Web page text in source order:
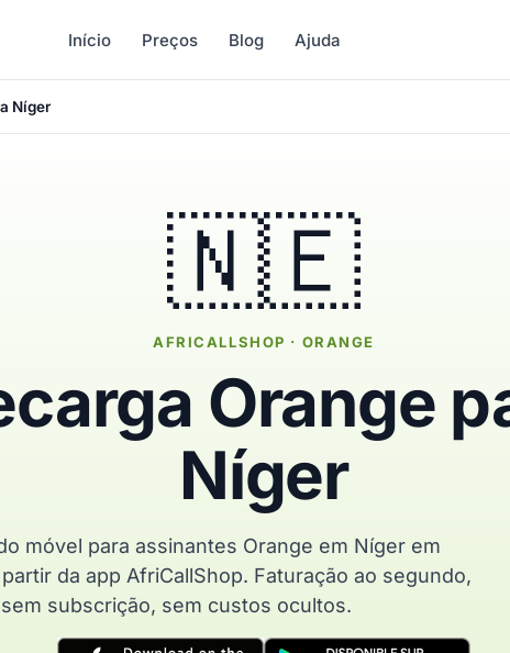
Início Preços Blog Ajuda
Níger
🇳🇪
AFRICALLSHOP · ORANGE
Orange
Níger
móvel para assinantes Orange em Níger em
da app AfriCallShop. Faturação ao segundo,
sem subscrição, sem custos ocultos.